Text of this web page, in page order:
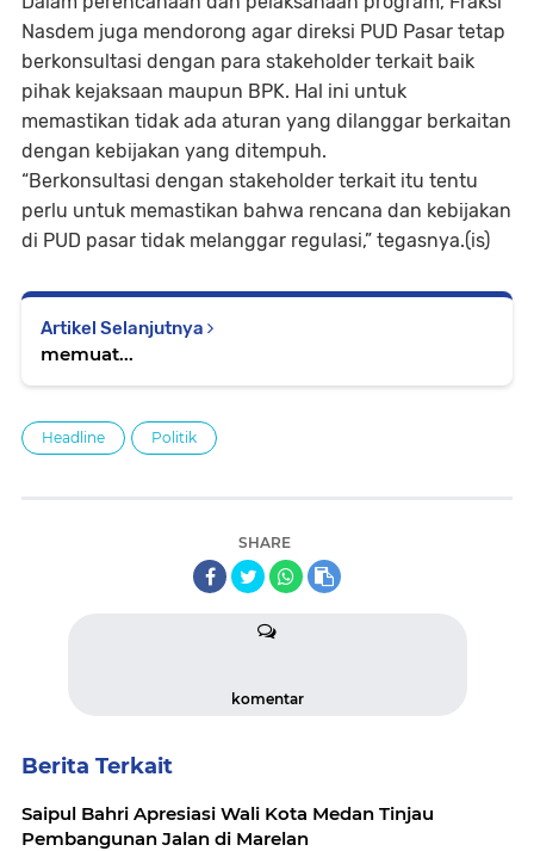
Nasdem juga mendorong agar direksi PUD Pasar tetap
berkonsultasi dengan para stakeholder terkait baik
pihak kejaksaan maupun BPK. Hal ini untuk
memastikan tidak ada aturan yang dilanggar berkaitan
dengan kebijakan yang ditempuh.
“Berkonsultasi dengan stakeholder terkait itu tentu
perlu untuk memastikan bahwa rencana dan kebijakan
di PUD pasar tidak melanggar regulasi,” tegasnya.(is)
Artikel Selanjutnya
memuat...
Headline Politik
SHARE
komentar
Berita Terkait
Saipul Bahri Apresiasi Wali Kota Medan Tinjau
Pembangunan Jalan di Marelan